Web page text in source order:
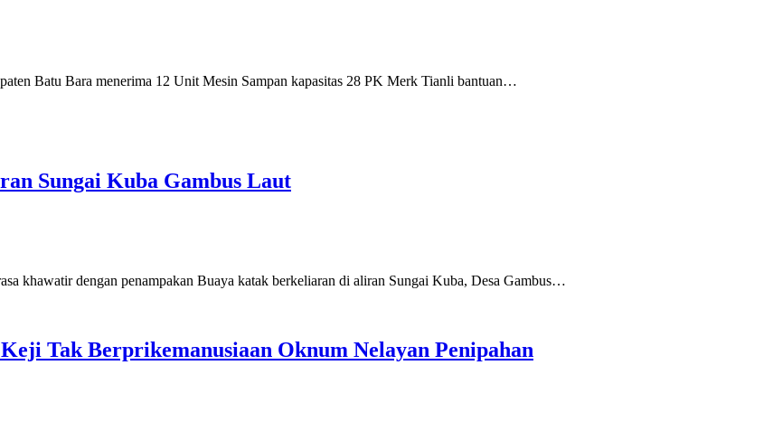
Batu Bara menerima 12 Unit Mesin Sampan kapasitas 28 PK Merk Tianli bantuan…
Sungai Kuba Gambus Laut
khawatir dengan penampakan Buaya katak berkeliaran di aliran Sungai Kuba, Desa Gambus…
Tak Berprikemanusiaan Oknum Nelayan Penipahan